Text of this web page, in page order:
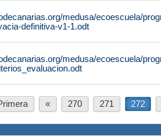
medusa/ecoescuela/
definitiva-v1-1.odt
medusa/ecoescuela/
« 270 271 272